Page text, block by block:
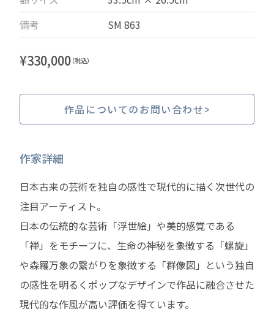
備考
SM 863
¥330,000 （税込）
作品についてのお問い合わせ
作家詳細
日本古来の芸術を独自の感性で現代的に描く次世代の
注目アーティスト。
日本の伝統的な芸術「浮世絵」や美的感覚である
「禅」をモチーフに、生命の神秘を象徴する「螺旋」
や森羅万象の繋がりを象徴する「群像図」という独自
の感性を明るくポップなデザインで作品に融合させた
現代的な作風が高い評価を得ています。